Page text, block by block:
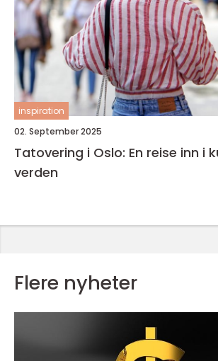
inspiration
02. September 2025
Tatovering i Oslo: En reise inn i
verden
Flere nyheter